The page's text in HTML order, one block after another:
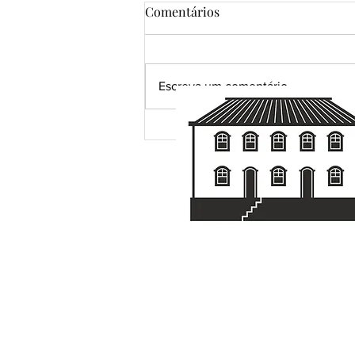
Uma pena. R$ 120.000,00 em
possibilidades.
Comentários
Escreva um comentário